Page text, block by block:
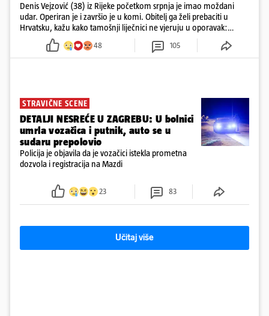
Denis Vejzović (38) iz Rijeke početkom srpnja je imao moždani
udar. Operiran je i završio je u komi. Obitelj ga želi prebaciti u
Hrvatsku, kažu kako tamošnji liječnici ne vjeruju u oporavak:
'Imamo 72 sata'
48 105
STRAVIČNE SCENE
DETALJI NESREĆE U ZAGREBU: U bolnici
umrla vozačica i putnik, auto se u
sudaru prepolovio
Policija je objavila da je vozačici istekla prometna
dozvola i registracija na Mazdi
23 83
Učitaj više